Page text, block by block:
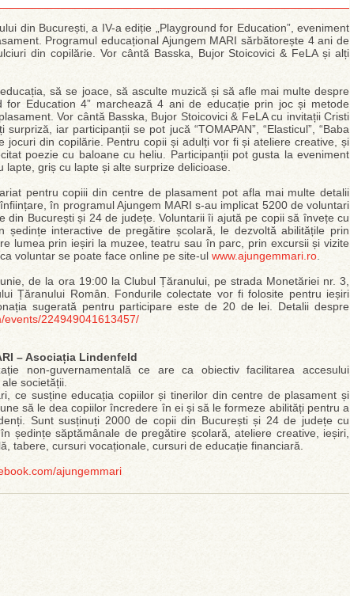
din București, a IV-a ediție „Playground for Education”, eveniment
Programul educațional Ajungem MARI sărbătorește 4 ani de
din copilărie. Vor cântă Basska, Bujor Stoicovici & FeLA și alți
să se joace, să asculte muzică și să afle mai multe despre
for Education 4” marchează 4 ani de educație prin joc și metode
Vor cântă Basska, Bujor Stoicovici & FeLA cu invitații Cristi
iar participanții se pot jucă “TOMAPAN”, “Elasticul”, “Baba
jocuri din copilărie. Pentru copii și adulți vor fi și ateliere creative, și
poezie cu baloane cu heliu. Participanții pot gusta la eveniment
griș cu lapte și alte surprize delicioase.
pentru copiii din centre de plasament pot afla mai multe detalii
în programul Ajungem MARI s-au implicat 5200 de voluntari
din București și 24 de județe. Voluntarii îi ajută pe copii să învețe cu
interactive de pregătire școlară, le dezvoltă abilitățile prin
lumea prin ieșiri la muzee, teatru sau în parc, prin excursii și vizite
voluntar se poate face online pe site-ul www.ajungemmari.ro
de la ora 19:00 la Clubul Țăranului, pe strada Monetăriei nr. 3,
Țăranului Român. Fondurile colectate vor fi folosite pentru ieșiri
sugerată pentru participare este de 20 de lei. Detalii despre
events/224949041613457/
– Asociația Lindenfeld
non-guvernamentală ce are ca obiectiv facilitarea accesului
societății.
ce susține educația copiilor și tinerilor din centre de plasament și
să le dea copiilor încredere în ei și să le formeze abilități pentru a
Sunt susținuți 2000 de copii din București și 24 de județe cu
ședințe săptămânale de pregătire școlară, ateliere creative, ieșiri,
tabere, cursuri vocaționale, cursuri de educație financiară.
ajungemmari